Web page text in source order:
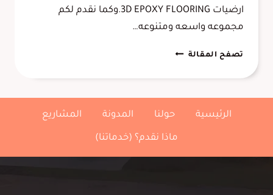
ارضيات 3D EPOXY FLOORING.وكما نقدم لكم
مجموعه واسعه ومتنوعه…
تصفح المقالةأرضيات
ثري
تركيب
الرئيسية حولنا المدونة المشاريع
ماذا نقدم؟ (خدماتنا)